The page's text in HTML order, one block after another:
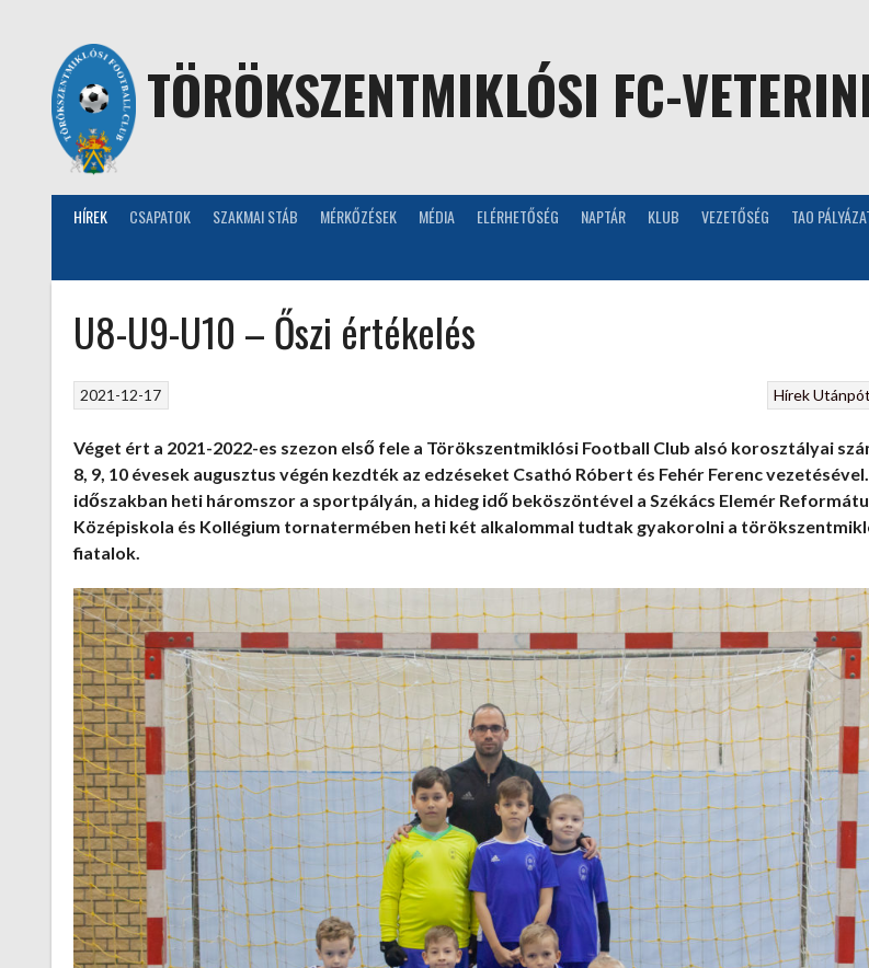
TÖRÖKSZENTMIKLÓSI FC-
HÍREK CSAPATOK SZAKMAI STÁB MÉRKŐZÉSEK MÉDIA ELÉRHETŐSÉG NAPTÁR KLUB VEZETŐSÉG TAO
U8-U9-U10 – Őszi értékelés
Hírek
2021-12-17
Véget ért a 2021-2022-es szezon első fele a Törökszentmiklósi Football Club alsó korosztályai
8, 9, 10 évesek augusztus végén kezdték az edzéseket Csathó Róbert és Fehér Ferenc
időszakban heti háromszor a sportpályán, a hideg idő beköszöntével a Székács Elemér
Középiskola és Kollégium tornatermében heti két alkalommal tudtak gyakorolni a
fiatalok.